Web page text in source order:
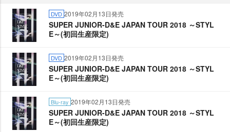
DVD 2019年02月13日発売
SUPER JUNIOR-D&E JAPAN TOUR 2018 ～STYL
E～(初回生産限定)
DVD 2019年02月13日発売
SUPER JUNIOR-D&E JAPAN TOUR 2018 ～STYL
E～(初回生産限定)
Blu-ray 2019年02月13日発売
SUPER JUNIOR-D&E JAPAN TOUR 2018 ～STYL
E～(初回生産限定)